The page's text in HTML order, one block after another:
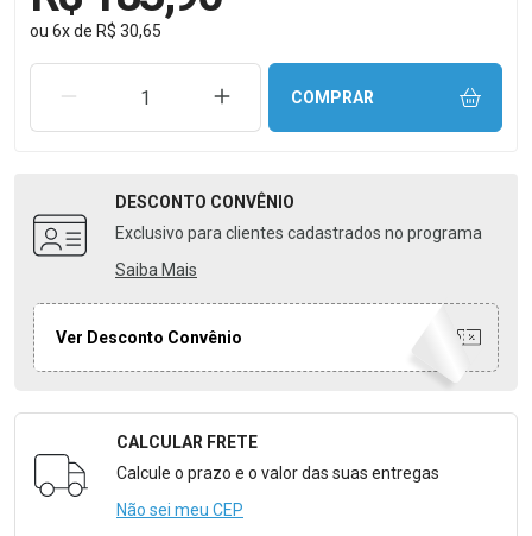
ou 6xde R$ 30,65
REMOVER UMA UNIDADEAUMENTAR UMA UNIDADE
COMPRAR
DESCONTO CONVÊNIO
Exclusivo para clientes cadastrados no programa
Saiba Mais
Ver Desconto Convênio
Formulário para Calcular o Frete
CALCULAR FRETE
Calcule o prazo e o valor das suas entregas
Não sei meu CEP